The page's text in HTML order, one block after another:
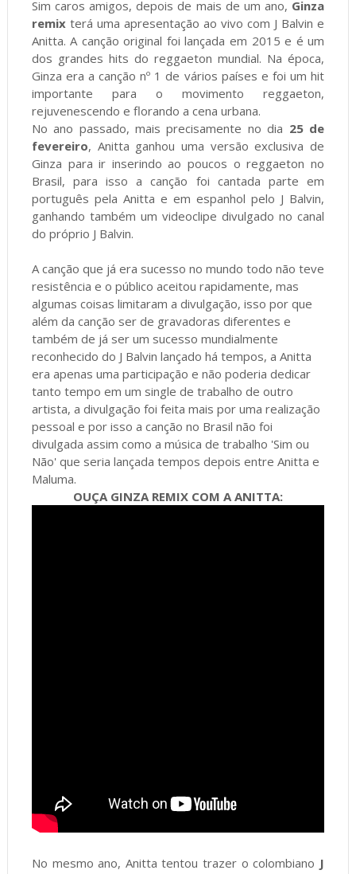
Sim caros amigos, depois de mais de um ano, Ginza
remixterá uma apresentação ao vivo com J Balvin e
Anitta. A canção original foi lançada em 2015 e é um
dos grandes hits do reggaeton mundial. Na época,
Ginza era a canção nº 1 de vários países e foi um hit
importante para o movimento reggaeton,
rejuvenescendo e florando a cena urbana.
No ano passado, mais precisamente no dia 25 de
fevereiro, Anitta ganhou uma versão exclusiva de
Ginza para ir inserindo ao poucos o reggaeton no
Brasil, para isso a canção foi cantada parte em
português pela Anitta e em espanhol pelo J Balvin,
ganhando também um videoclipe divulgado no canal
do próprio J Balvin.
A canção que já era sucesso no mundo todo não teve
resistência e o público aceitou rapidamente, mas
algumas coisas limitaram a divulgação, isso por que
além da canção ser de gravadoras diferentes e
também de já ser um sucesso mundialmente
reconhecido do J Balvin lançado há tempos, a Anitta
era apenas uma participação e não poderia dedicar
tanto tempo em um single de trabalho de outro
artista, a divulgação foi feita mais por uma realização
pessoal e por isso a canção no Brasil não foi
divulgada assim como a música de trabalho 'Sim ou
Não' que seria lançada tempos depois entre Anitta e
Maluma.
OUÇA GINZA REMIX COM A ANITTA:
No mesmo ano, Anitta tentou trazer o colombiano J